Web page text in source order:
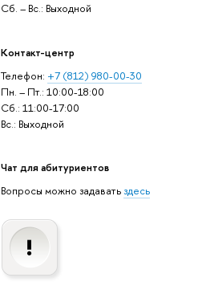
Сб. – Вс.: Выходной
Контакт-центр
Телефон: +7 (812) 980-00-30
Пн. – Пт.: 10:00-18:00
Сб.: 11:00-17:00
Вс.: Выходной
Чат для абитуриентов
Вопросы можно задаватьздесь